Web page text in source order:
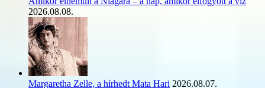
2026.08.08.
Margaretha Zelle, a hírhedt Mata Hari 2026.08.07.